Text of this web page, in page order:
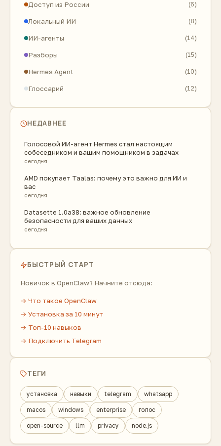
Доступ из России (6)
Локальный ИИ (8)
ИИ-агенты (14)
Разборы (15)
Hermes Agent (10)
Глоссарий (12)
НЕДАВНЕЕ
Голосовой ИИ-агент Hermes стал настоящим
собеседником и вашим помощником в задачах
сегодня
AMD покупает Taalas: почему это важно для ИИ и
вас
сегодня
Datasette 1.0a38: важное обновление
безопасности для ваших данных
сегодня
БЫСТРЫЙ СТАРТ
Новичок в OpenClaw? Начните отсюда:
→ Что такое OpenClaw
→ Установка за 10 минут
→ Топ-10 навыков
→ Подключить Telegram
ТЕГИ
установка навыки telegram whatsapp
macos windows enterprise голос
open-source llm privacy node.js